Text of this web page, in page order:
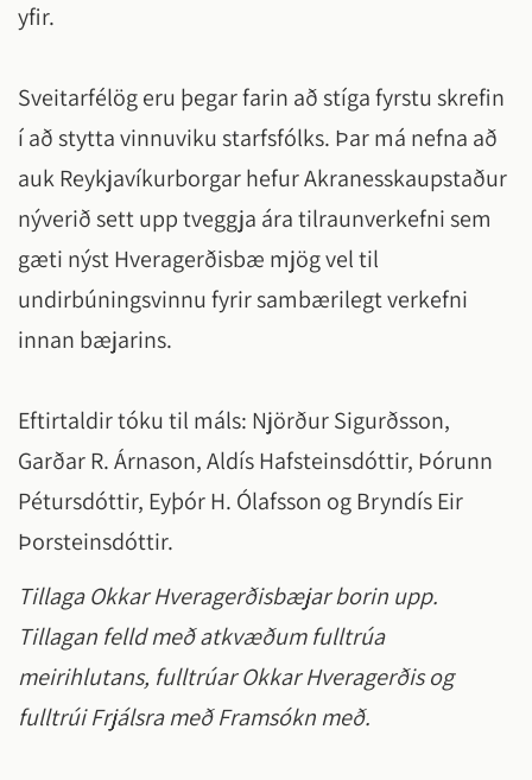
yfir.
Sveitarfélög eru þegar farin að stíga fyrstu skrefin
í að stytta vinnuviku starfsfólks. Þar má nefna að
auk Reykjavíkurborgar hefur Akranesskaupstaður
nýverið sett upp tveggja ára tilraunverkefni sem
gæti nýst Hveragerðisbæ mjög vel til
undirbúningsvinnu fyrir sambærilegt verkefni
innan bæjarins.
Eftirtaldir tóku til máls: Njörður Sigurðsson,
Garðar R. Árnason, Aldís Hafsteinsdóttir, Þórunn
Pétursdóttir, Eyþór H. Ólafsson og Bryndís Eir
Þorsteinsdóttir.
Tillaga Okkar Hveragerðisbæjar borin upp.
Tillagan felld með atkvæðum fulltrúa
meirihlutans, fulltrúar Okkar Hveragerðis og
fulltrúi Frjálsra með Framsókn með.